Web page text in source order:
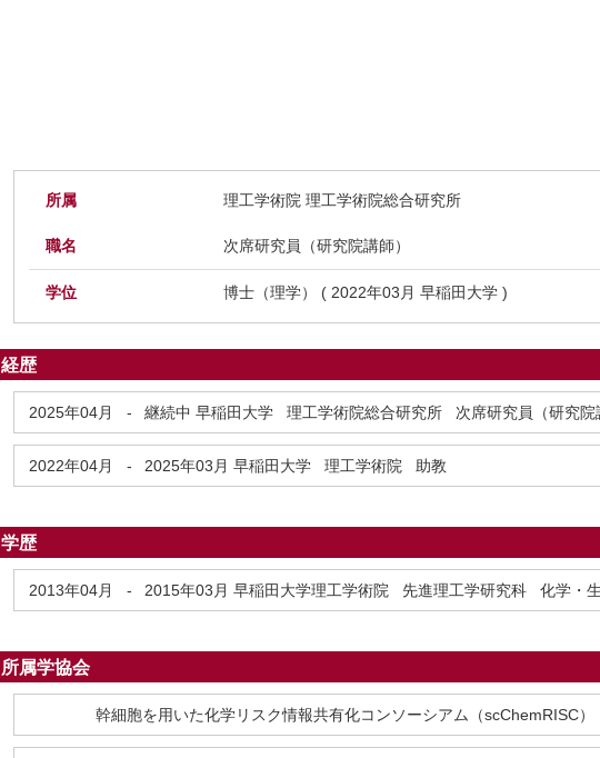
所属 理工学術院 理工学術院総合研究所
職名 次席研究員（研究院講師）
学位 博士（理学） ( 2022年03月 早稲田大学 )
経歴
2025年04月 - 継続中 早稲田大学 理工学術院総合研究所 次席研究員（研究院
2022年04月 - 2025年03月 早稲田大学 理工学術院 助教
学歴
2013年04月 - 2015年03月 早稲田大学理工学術院 先進理工学研究科 化学・
所属学協会
幹細胞を用いた化学リスク情報共有化コンソーシアム（scChemRISC）